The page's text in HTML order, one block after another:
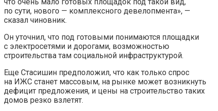
по сути, нового — комплексного девелопмента», —
сказал чиновник.
Он уточнил, что под готовыми понимаются площадки
с электросетями и дорогами, возможностью
строительства там социальной инфраструктурой.
Еще Стасишин предположил, что как только спрос
на ИЖС станет массовым, на рынке может возникнуть
дефицит предложения, и цены на строительство таких
домов резко взлетят.